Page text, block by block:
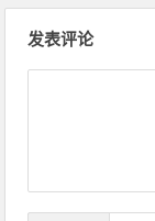
发表评论